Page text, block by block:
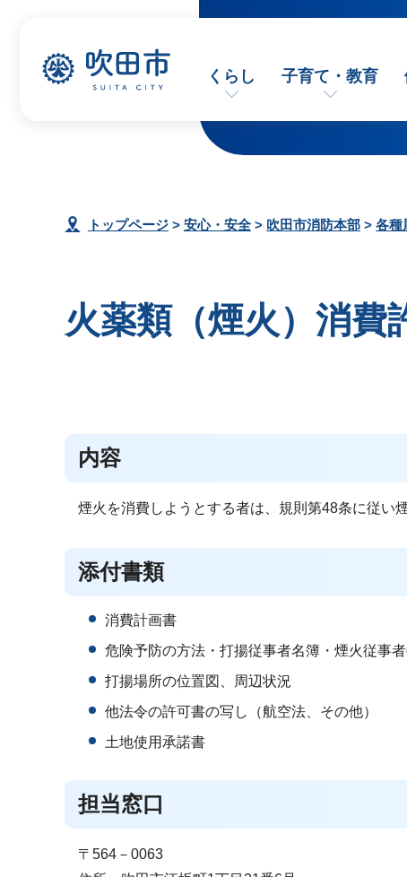
くらし 子育て・教育
トップページ > 安心・安全> 吹田市消防本部 > 各種
火薬類（煙火）消費
内容
煙火を消費しようとする者は、規則第48条に従い
添付書類
消費計画書
危険予防の方法・打揚従事者名簿・煙火従事
打揚場所の位置図、周辺状況
他法令の許可書の写し（航空法、その他）
土地使用承諾書
担当窓口
〒564－0063